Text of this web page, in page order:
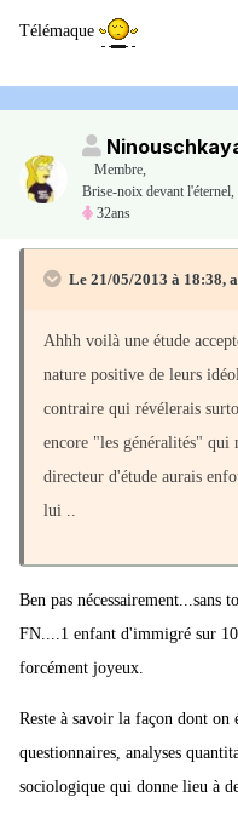
Télémaque
Membre
Brise-noix devant l'éternel,
32ans
Le 21/05/2013 à 18:38,
Ahhh voilà une étude
nature positive de leurs
contraire qui révélerais
encore "les généralités" qui
directeur d'étude aurais
lui ..
Ben pas nécessairement...sans
FN....1 enfant d'immigré sur 10
forcément joyeux.
Reste à savoir la façon dont on
questionnaires, analyses
sociologique qui donne lieu à